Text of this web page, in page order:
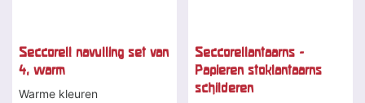
Seccorell navulling set van
4, warm
Warme kleuren
Seccorellantaarns -
Papieren stoklantaarns
schilderen